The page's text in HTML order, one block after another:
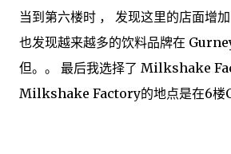
当到第六楼时 ， 发现这里的店面增加
也发现越来越多的饮料品牌在
但。。 最后我选择了 Milkshake
Milkshake Factory的地点是在6楼